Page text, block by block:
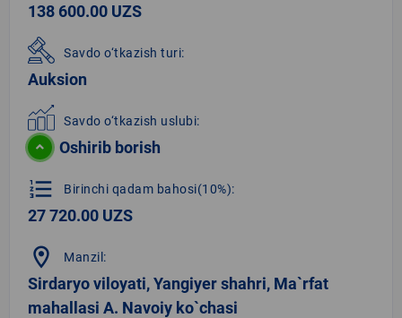
138 600.00 UZS
Savdo o‘tkazish turi:
Auksion
Savdo o‘tkazish uslubi:
Oshirib borish
format_list_numbered Birinchi qadam bahosi(10%):
27 720.00 UZS
location_on Manzil:
Sirdaryo viloyati, Yangiyer shahri, Ma`rfat
mahallasi A. Navoiy ko`chasi